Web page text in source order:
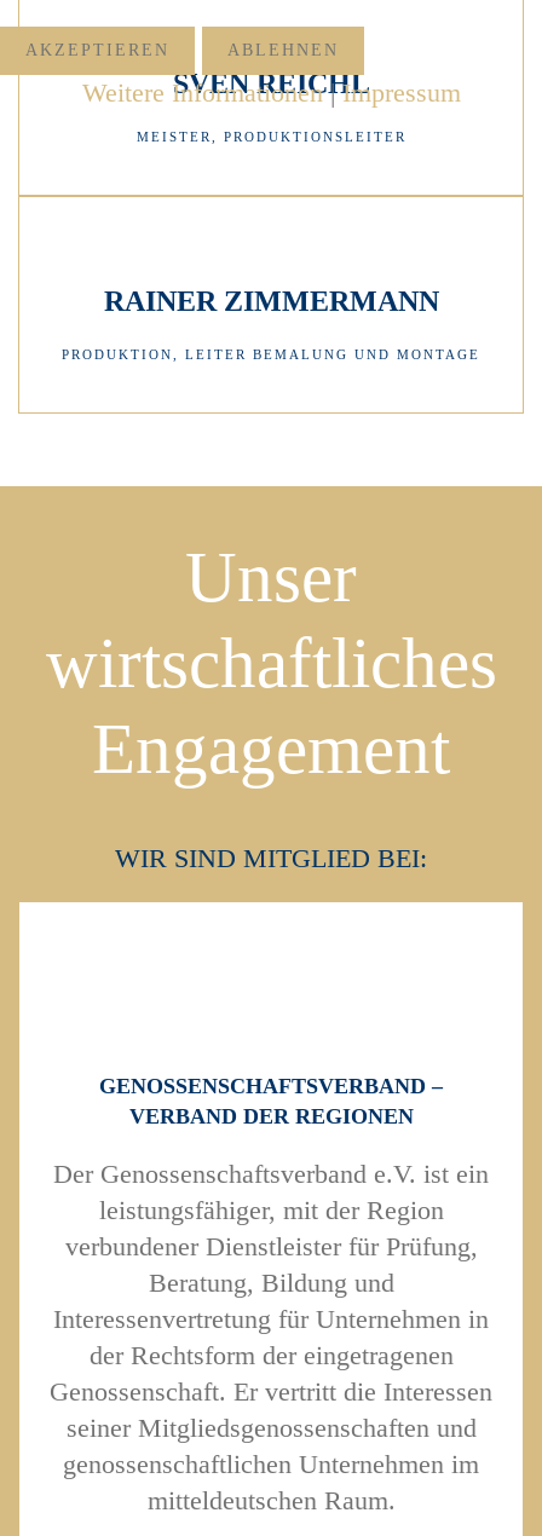
SVEN REICHL
MEISTER, PRODUKTIONSLEITER
RAINER ZIMMERMANN
PRODUKTION, LEITER BEMALUNG UND MONTAGE
Unser
wirtschaftliches
Engagement
WIR SIND MITGLIED BEI:
GENOSSENSCHAFTSVERBAND –
VERBAND DER REGIONEN
Der Genossenschaftsverband e.V. ist ein
leistungsfähiger, mit der Region
verbundener Dienstleister für Prüfung,
Beratung, Bildung und
Interessenvertretung für Unternehmen in
der Rechtsform der eingetragenen
Genossenschaft. Er vertritt die Interessen
seiner Mitgliedsgenossenschaften und
genossenschaftlichen Unternehmen im
mitteldeutschen Raum.
AKZEPTIEREN ABLEHNEN
Weitere Informationen|Impressum